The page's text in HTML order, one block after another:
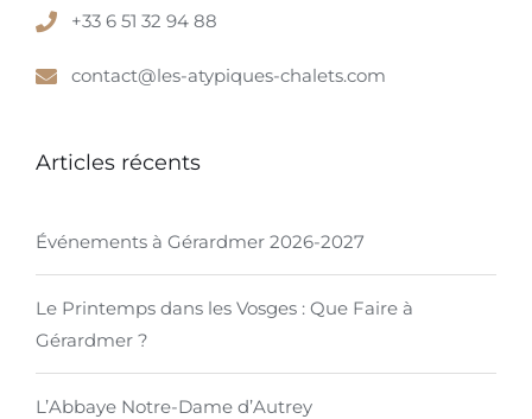
+33 6 51 32 94 88
contact@les-atypiques-chalets.com
Articles récents
Événements à Gérardmer 2026-2027
Le Printemps dans les Vosges : Que Faire à
Gérardmer ?
L’Abbaye Notre-Dame d’Autrey